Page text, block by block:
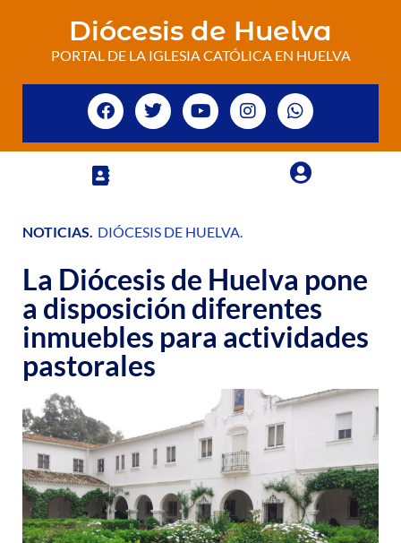
Diócesis de Huelva
PORTAL DE LA IGLESIA CATÓLICA EN HUELVA
NOTICIAS. DIÓCESIS DE HUELVA.
La Diócesis de Huelva pone
a disposición diferentes
inmuebles para actividades
pastorales